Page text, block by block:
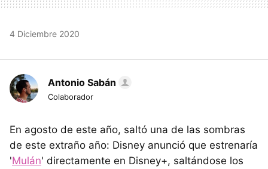
4 Diciembre 2020
Antonio Sabán
Colaborador
En agosto de este año, saltó una de las sombras
de este extraño año: Disney anunció que estrenaría
'Mulán' directamente en Disney+, saltándose los